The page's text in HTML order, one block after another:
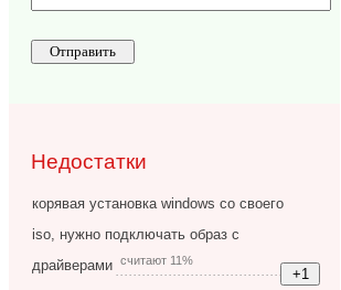
Недостатки
корявая установка windows со своего
iso, нужно подключать образ с
драйверами
считают 11%